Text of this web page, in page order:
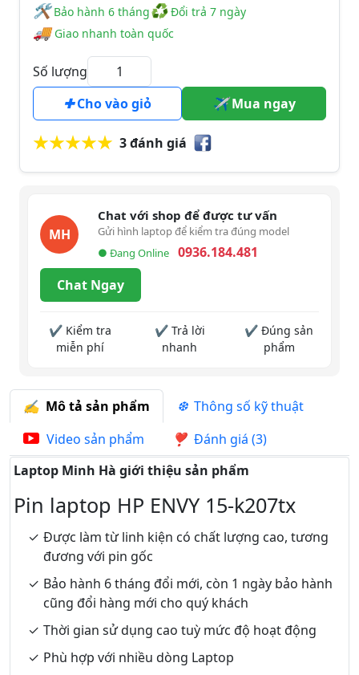
🛠️️ Bảo hành 6 tháng♻Đổi trả 7 ngày
🚚Giao nhanh toàn quốc
Số lượng
Cho vào giỏ
Mua ngay
3 đánh giá
MH
Chat với shop để được tư vấn
Gửi hình laptop để kiểm tra đúng model
● Đang Online
0936.184.481
Chat Ngay
✔ Kiểm tra
miễn phí
✔ Trả lời
nhanh
✔ Đúng sản
phẩm
Mô tả sản phẩm
Thông số kỹ thuật
Video sản phẩm
Đánh giá (3)
Laptop Minh Hà giới thiệu sản phẩm
Pin laptop HP ENVY 15-k207tx
Được làm từ linh kiện có chất lượng cao, tương
đương với pin gốc
Bảo hành 6 tháng đổi mới, còn 1 ngày bảo hành
cũng đổi hàng mới cho quý khách
Thời gian sử dụng cao tuỳ mức độ hoạt động
Phù hợp với nhiều dòng Laptop